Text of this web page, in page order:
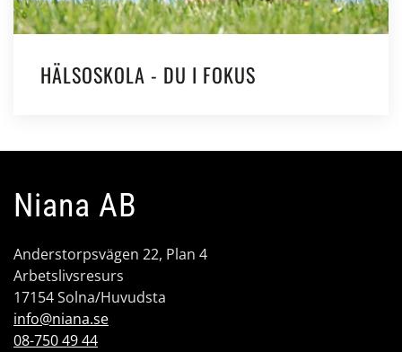
HÄLSOSKOLA - DU I FOKUS
Niana AB
Anderstorpsvägen 22, Plan 4
Arbetslivsresurs
17154 Solna/Huvudsta
info@niana.se
08-750 49 44